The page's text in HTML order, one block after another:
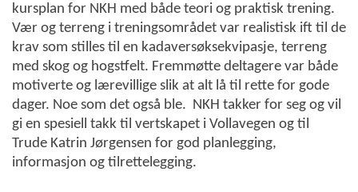
kursplan for NKH med både teori og praktisk trening.
Vær og terreng i treningsområdet var realistisk ift til de
krav som stilles til en kadaversøksekvipasje, terreng
med skog og hogstfelt. Fremmøtte deltagere var både
motiverte og lærevillige slik at alt lå til rette for gode
dager. Noe som det også ble. NKH takker for seg og vil
gi en spesiell takk til vertskapet i Vollavegen og til
Trude Katrin Jørgensen for god planlegging,
informasjon og tilrettelegging.